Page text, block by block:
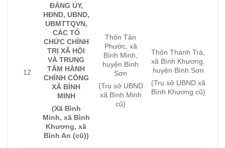
12
ĐẢNG ỦY,
HĐND, UBND,
UBMTTQVN,
CÁC TỔ
CHỨC CHÍNH
TRỊ XÃ HỘI
VÀ TRUNG
TÂM HÀNH
CHÍNH CÔNG
XÃ BÌNH
MINH
(Xã Bình
Minh, xã Bình
Khương, xã
Bình An (cũ))
Thôn Tân
Phước, xã
Bình Minh,
huyện Bình
Sơn
(Trụ sở UBND
xã Bình Minh
cũ)
Thôn Thanh Trà,
xã Bình Khương,
huyện Bình Sơn
(Trụ sở UBND xã
Bình Khương cũ)